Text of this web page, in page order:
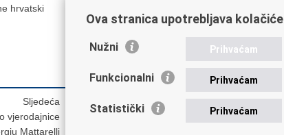
hrvatski
Sljedeća
vjerodajnice
Mattarelli
Ova stranica upotrebljava kolačiće
Nužni Prihvaćam
Funkcionalni Prihvaćam
Statistički Prihvaćam